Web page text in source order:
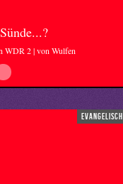
WDR 2 | von Wulfen
evangelisch